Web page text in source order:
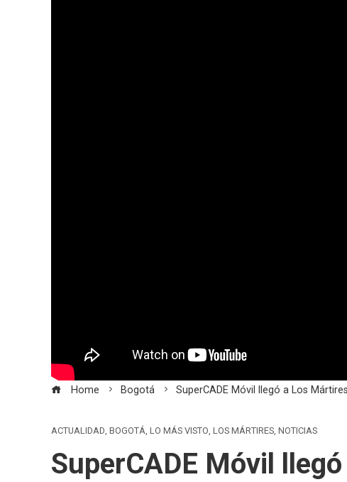
Home Bogotá SuperCADE Móvil llegó a Los
ACTUALIDAD, BOGOTÁ, LO MÁS VISTO, LOS MÁRTIRES, NOTICIAS
SuperCADE Móvil